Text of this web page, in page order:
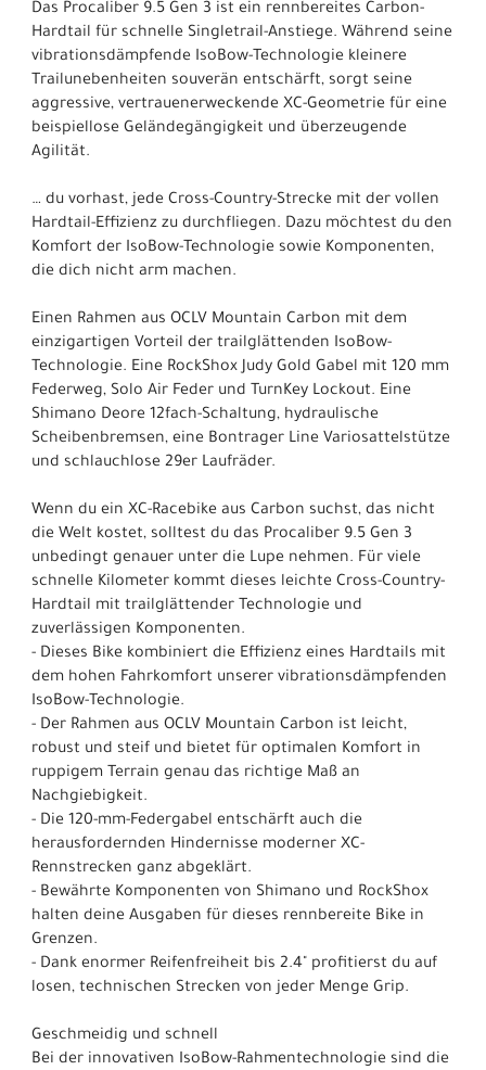
Das Procaliber 9.5 Gen 3 ist ein rennbereites Carbon-
Hardtail für schnelle Singletrail-Anstiege. Während seine
vibrationsdämpfende IsoBow-Technologie kleinere
Trailunebenheiten souverän entschärft, sorgt seine
aggressive, vertrauenerweckende XC-Geometrie für eine
beispiellose Geländegängigkeit und überzeugende
Agilität.
… du vorhast, jede Cross-Country-Strecke mit der vollen
Hardtail-Effizienz zu durchfliegen. Dazu möchtest du den
Komfort der IsoBow-Technologie sowie Komponenten,
die dich nicht arm machen.
Einen Rahmen aus OCLV Mountain Carbon mit dem
einzigartigen Vorteil der trailglättenden IsoBow-
Technologie. Eine RockShox Judy Gold Gabel mit 120 mm
Federweg, Solo Air Feder und TurnKey Lockout. Eine
Shimano Deore 12fach-Schaltung, hydraulische
Scheibenbremsen, eine Bontrager Line Variosattelstütze
und schlauchlose 29er Laufräder.
Wenn du ein XC-Racebike aus Carbon suchst, das nicht
die Welt kostet, solltest du das Procaliber 9.5 Gen 3
unbedingt genauer unter die Lupe nehmen. Für viele
schnelle Kilometer kommt dieses leichte Cross-Country-
Hardtail mit trailglättender Technologie und
zuverlässigen Komponenten.
- Dieses Bike kombiniert die Effizienz eines Hardtails mit
dem hohen Fahrkomfort unserer vibrationsdämpfenden
IsoBow-Technologie.
- Der Rahmen aus OCLV Mountain Carbon ist leicht,
robust und steif und bietet für optimalen Komfort in
ruppigem Terrain genau das richtige Maß an
Nachgiebigkeit.
- Die 120-mm-Federgabel entschärft auch die
herausfordernden Hindernisse moderner XC-
Rennstrecken ganz abgeklärt.
- Bewährte Komponenten von Shimano und RockShox
halten deine Ausgaben für dieses rennbereite Bike in
Grenzen.
- Dank enormer Reifenfreiheit bis 2.4" profitierst du auf
losen, technischen Strecken von jeder Menge Grip.
Geschmeidig und schnell
Bei der innovativen IsoBow-Rahmentechnologie sind die